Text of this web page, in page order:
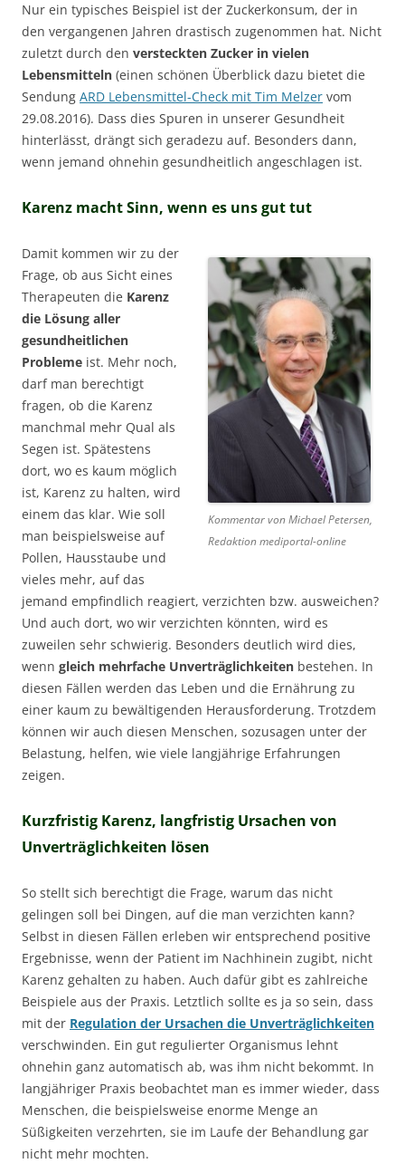
Nur ein typisches Beispiel ist der Zuckerkonsum, der in
den vergangenen Jahren drastisch zugenommen hat. Nicht
zuletzt durch den versteckten Zucker in vielen
Lebensmitteln (einen schönen Überblick dazu bietet die
Sendung ARD Lebensmittel-Check mit Tim Melzer vom
29.08.2016). Dass dies Spuren in unserer Gesundheit
hinterlässt, drängt sich geradezu auf. Besonders dann,
wenn jemand ohnehin gesundheitlich angeschlagen ist.
Karenz macht Sinn, wenn es uns gut tut
Kommentar von Michael Petersen,
Redaktion mediportal-online
Damit kommen wir zu der
Frage, ob aus Sicht eines
Therapeuten die Karenz
die Lösung aller
gesundheitlichen
Probleme ist. Mehr noch,
darf man berechtigt
fragen, ob die Karenz
manchmal mehr Qual als
Segen ist. Spätestens
dort, wo es kaum möglich
ist, Karenz zu halten, wird
einem das klar. Wie soll
man beispielsweise auf
Pollen, Hausstaube und
vieles mehr, auf das
jemand empfindlich reagiert, verzichten bzw. ausweichen?
Und auch dort, wo wir verzichten könnten, wird es
zuweilen sehr schwierig. Besonders deutlich wird dies,
wenn gleich mehrfache Unverträglichkeiten bestehen. In
diesen Fällen werden das Leben und die Ernährung zu
einer kaum zu bewältigenden Herausforderung. Trotzdem
können wir auch diesen Menschen, sozusagen unter der
Belastung, helfen, wie viele langjährige Erfahrungen
zeigen.
Kurzfristig Karenz, langfristig Ursachen von
Unverträglichkeiten lösen
So stellt sich berechtigt die Frage, warum das nicht
gelingen soll bei Dingen, auf die man verzichten kann?
Selbst in diesen Fällen erleben wir entsprechend positive
Ergebnisse, wenn der Patient im Nachhinein zugibt, nicht
Karenz gehalten zu haben. Auch dafür gibt es zahlreiche
Beispiele aus der Praxis. Letztlich sollte es ja so sein, dass
mit der Regulation der Ursachen die Unverträglichkeiten
verschwinden. Ein gut regulierter Organismus lehnt
ohnehin ganz automatisch ab, was ihm nicht bekommt. In
langjähriger Praxis beobachtet man es immer wieder, dass
Menschen, die beispielsweise enorme Menge an
Süßigkeiten verzehrten, sie im Laufe der Behandlung gar
nicht mehr mochten.